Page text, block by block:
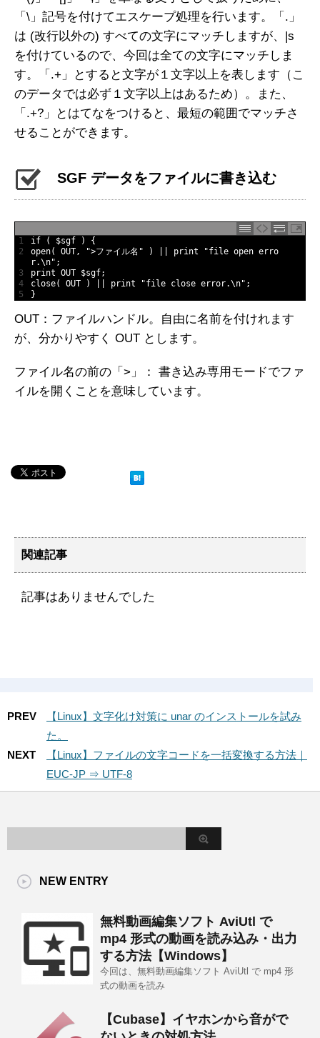
「\」記号を付けてエスケープ処理を行います。「.」
は (改行以外の) すべての文字にマッチしますが、|s
を付けているので、今回は全ての文字にマッチしま
す。「.+」とすると文字が１文字以上を表します（こ
のデータでは必ず１文字以上はあるため）。また、
「.+?」とはてなをつけると、最短の範囲でマッチさ
せることができます。
SGF データをファイルに書き込む
1
2
3
4
5
if ( $sgf )
{
open( OUT, ">ファイル名" ) print
"file open erro
r.\n" ;
print OUT $sgf;
close( OUT ) print "file close error.\n" ;
}
OUT：ファイルハンドル。自由に名前を付けれます
が、分かりやすく OUT とします。
ファイル名の前の「>」： 書き込み専用モードでファ
イルを開くことを意味しています。
関連記事
記事はありませんでした
PREV
【Linux】文字化け対策に unar のインストールを試み
た。
NEXT
【Linux】ファイルの文字コードを一括変換する方法｜
EUC-JP ⇒ UTF-8
NEW ENTRY
無料動画編集ソフト AviUtl で
mp4 形式の動画を読み込み・出力
する方法【Windows】
今回は、無料動画編集ソフト AviUtl で mp4 形
式の動画を読み
【Cubase】イヤホンから音がで